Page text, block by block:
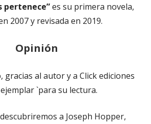
pertenece”es su primera novela,
2007 y revisada en 2019.
Opinión
gracias al autor y a Click ediciones
`para su lectura.
a Joseph Hopper,